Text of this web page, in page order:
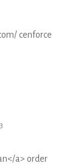
cenforce
a> order